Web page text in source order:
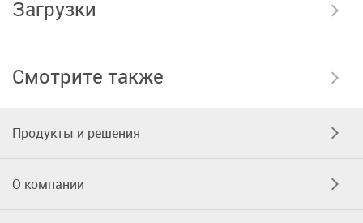
Загрузки
Смотрите также
Продукты и решения
О компании